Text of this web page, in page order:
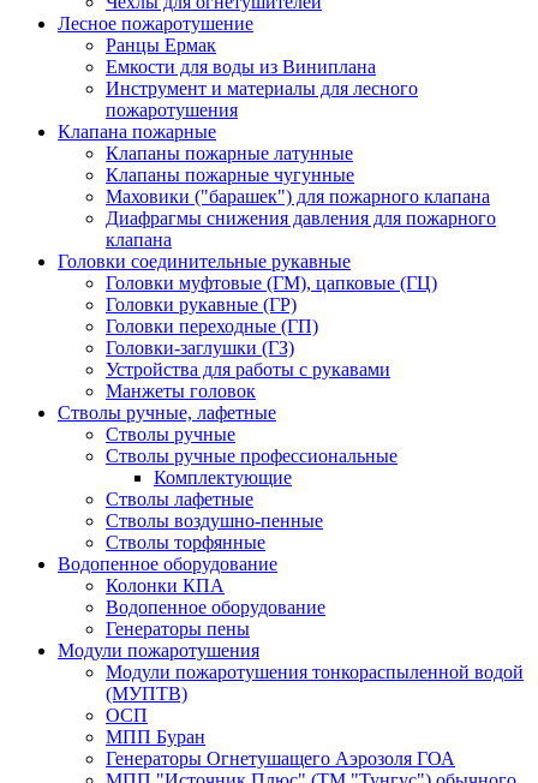
Лесное пожаротушение
Ранцы Ермак
Емкости для воды из Виниплана
Инструмент и материалы для лесного
пожаротушения
Клапана пожарные
Клапаны пожарные латунные
Клапаны пожарные чугунные
Маховики ("барашек") для пожарного клапана
Диафрагмы снижения давления для пожарного
клапана
Головки соединительные рукавные
Головки муфтовые (ГМ), цапковые (ГЦ)
Головки рукавные (ГР)
Головки переходные (ГП)
Головки-заглушки (ГЗ)
Устройства для работы с рукавами
Манжеты головок
Стволы ручные, лафетные
Стволы ручные
Стволы ручные профессиональные
Комплектующие
Стволы лафетные
Стволы воздушно-пенные
Стволы торфянные
Водопенное оборудование
Колонки КПА
Водопенное оборудование
Генераторы пены
Модули пожаротушения
Модули пожаротушения тонкораспыленной водой
(МУПТВ)
ОСП
МПП Буран
Генераторы Огнетушащего Аэрозоля ГОА